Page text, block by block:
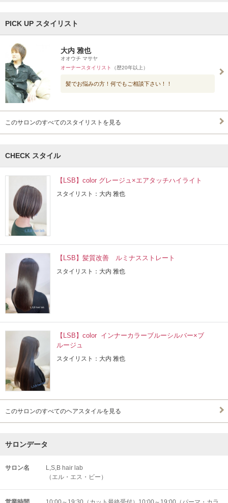
PICK UP スタイリスト
大内 雅也
オオウチ マサヤ
オーナースタイリスト
（歴20年以上）
髪でお悩みの方！何でもご相談下さい！！
このサロンのすべてのスタイリストを見る
CHECK スタイル
【LSB】color グレージュ×エアタッチハイライト
スタイリスト：大内 雅也
【LSB】髪質改善 ルミナスストレート
スタイリスト：大内 雅也
【LSB】color インナーカラーブルーシルバー×ブ
ルージュ
スタイリスト：大内 雅也
このサロンのすべてのヘアスタイルを見る
サロンデータ
サロン名
L,S,B hair lab
（エル・エス・ビー）